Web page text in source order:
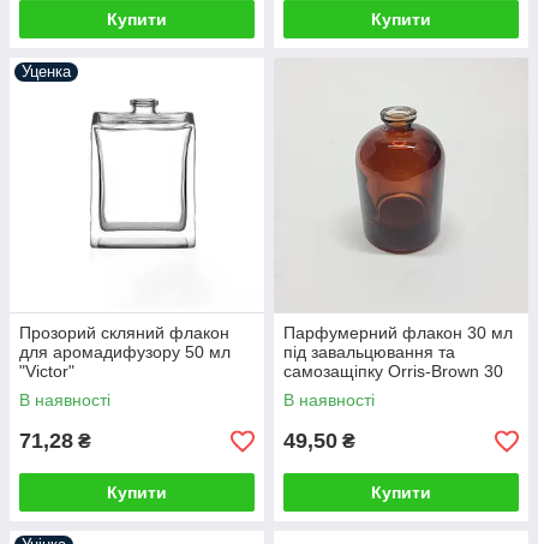
Купити Купити
Уценка
Прозорий скляний флакон
для аромадифузору 50 мл
"Victor"
В наявності
71,28 ₴
Купити
Парфумерний флакон 30 мл
під завальцювання та
самозащіпку Orris-Brown 30
ml
В наявності
49,50 ₴
Купити